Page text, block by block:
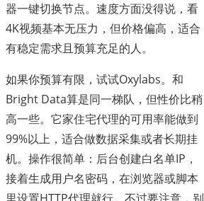
器一键切换节点。速度方面没得说，看
4K视频基本无压力，但价格偏高，适合
有稳定需求且预算充足的人。
如果你预算有限，试试Oxylabs。和
Bright Data算是同一梯队，但性价比稍
高一些。它家住宅代理的可用率能做到
99%以上，适合做数据采集或者长期挂
机。操作很简单：后台创建白名单IP，
接着生成用户名密码，在浏览器或脚本